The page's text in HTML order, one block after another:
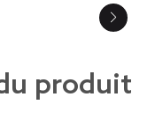
produit